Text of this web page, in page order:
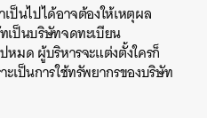
เป็นไปได้อาจต้องให้เหตุผล
เป็นบริษัทจดทะเบียน
หมด ผู้บริหารจะแต่งตั้งใครก็
ะเป็นการใช้ทรัพยากรของบริษัท